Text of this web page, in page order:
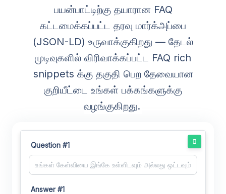
பயன்பாட்டிற்கு தயாரான FAQ
கட்டமைக்கப்பட்ட தரவு மார்க்அப்பை
(JSON-LD) உருவாக்குகிறது — தேடல்
முடிவுகளில் விரிவாக்கப்பட்ட FAQ rich
snippets க்கு தகுதி பெற தேவையான
குறியீட்டை உங்கள் பக்கங்களுக்கு
வழங்குகிறது.
Question #1
Answer #1